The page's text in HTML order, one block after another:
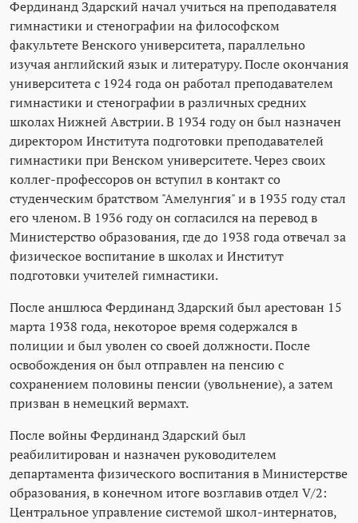
Фердинанд Здарский начал учиться на преподавателя
гимнастики и стенографии на философском
факультете Венского университета, параллельно
изучая английский язык и литературу. После окончания
университета с 1924 года он работал преподавателем
гимнастики и стенографии в различных средних
школах Нижней Австрии. В 1934 году он был назначен
директором Института подготовки преподавателей
гимнастики при Венском университете. Через своих
коллег-профессоров он вступил в контакт со
студенческим братством "Амелунгия" и в 1935 году стал
его членом. В 1936 году он согласился на перевод в
Министерство образования, где до 1938 года отвечал за
физическое воспитание в школах и Институт
подготовки учителей гимнастики.
После аншлюса Фердинанд Здарский был арестован 15
марта 1938 года, некоторое время содержался в
полиции и был уволен со своей должности. После
освобождения он был отправлен на пенсию с
сохранением половины пенсии (увольнение), а затем
призван в немецкий вермахт.
После войны Фердинанд Здарский был
реабилитирован и назначен руководителем
департамента физического воспитания в Министерстве
образования, в конечном итоге возглавив отдел V/2:
Центральное управление системой школ-интернатов,